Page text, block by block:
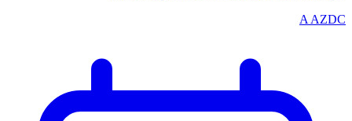
A AZDC